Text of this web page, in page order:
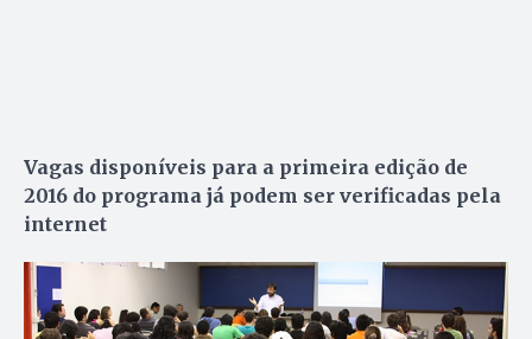
Vagas disponíveis para a primeira edição de
2016 do programa já podem ser verificadas pela
internet